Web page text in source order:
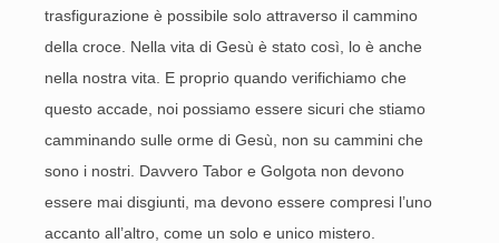
trasfigurazione è possibile solo attraverso il cammino
della croce. Nella vita di Gesù è stato così, lo è anche
nella nostra vita. E proprio quando verifichiamo che
questo accade, noi possiamo essere sicuri che stiamo
camminando sulle orme di Gesù, non su cammini che
sono i nostri. Davvero Tabor e Golgota non devono
essere mai disgiunti, ma devono essere compresi l’uno
accanto all’altro, come un solo e unico mistero.